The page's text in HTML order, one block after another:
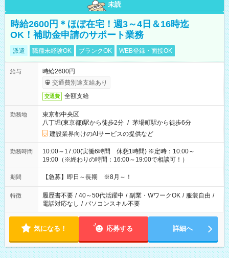
未読
時給2600円＊ほぼ在宅！週3～4日＆16時迄
OK！補助金申請のサポート業務
派遣 職種未経験OK ブランクOK WEB登録・面接OK
給与
時給2600円
交通費別途支給あり
交通費 全額支給
勤務地
東京都中央区
八丁堀(東京都)駅から徒歩2分 / 茅場町駅から徒歩6分
建設業界向けのAIサービスの提供など
勤務時間
10:00～17:00(実働6時間 休憩1時間) ※定時：10:00～
19:00（※終わりの時間：16:00～19:00で相談可！）
期間 【急募】即日～長期 ※8月～！
特徴 履歴書不要 / 40～50代活躍中 / 副業・WワークOK / 服装自由 /
電話対応なし / パソコンスキル不要
気になる！ 応募する 詳細へ